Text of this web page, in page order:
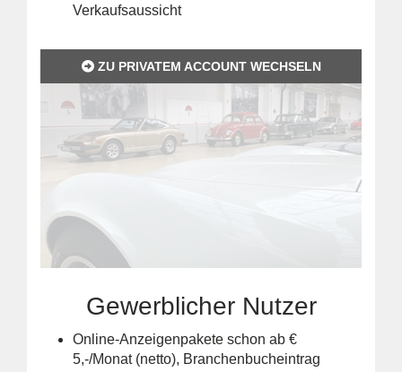
Verkaufsaussicht
ZU PRIVATEM ACCOUNT WECHSELN
Gewerblicher Nutzer
Online-Anzeigenpakete schon ab €
5,-/Monat (netto), Branchenbucheintrag